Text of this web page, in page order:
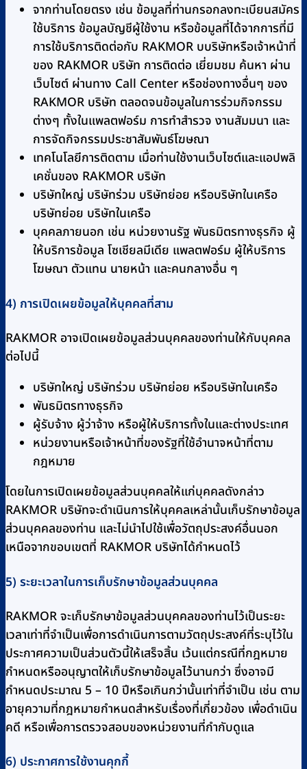
จากท่านโดยตรง เช่น ข้อมูลที่ท่านกรอกลงทะเบียนสมัคร
ใช้บริการ ข้อมูลบัญชีผู้ใช้งาน หรือข้อมูลที่ได้จากการที่มี
การใช้บริการติดต่อกับ RAKMOR บบริษัทหรือเจ้าหน้าที่
ของ RAKMOR บริษัท การติดต่อ เยี่ยมชม ค้นหา ผ่าน
เว็บไซต์ ผ่านทาง Call Center หรือช่องทางอื่นๆ ของ
RAKMOR บริษัท ตลอดจนข้อมูลในการร่วมกิจกรรม
ต่างๆ ทั้งในแพลตฟอร์ม การทำสำรวจ งานสัมมนา และ
การจัดกิจกรรมประชาสัมพันธ์โฆษณา
เทคโนโลยีการติดตาม เมื่อท่านใช้งานเว็บไซต์และแอปพลิ
เคชั่นของ RAKMOR บริษัท
บริษัทใหญ่ บริษัทร่วม บริษัทย่อย หรือบริษัทในเครือ
บริษัทย่อย บริษัทในเครือ
บุคคลภายนอก เช่น หน่วยงานรัฐ พันธมิตรทางธุรกิจ ผู้
ให้บริการข้อมูล โซเชียลมีเดีย แพลตฟอร์ม ผู้ให้บริการ
โฆษณา ตัวแทน นายหน้า และคนกลางอื่น ๆ
4) การเปิดเผยข้อมูลให้บุคคลที่สาม
RAKMOR อาจเปิดเผยข้อมูลส่วนบุคคลของท่านให้กับบุคคล
ต่อไปนี้
บริษัทใหญ่ บริษัทร่วม บริษัทย่อย หรือบริษัทในเครือ
พันธมิตรทางธุรกิจ
ผู้รับจ้าง ผู้ว่าจ้าง หรือผู้ให้บริการทั้งในและต่างประเทศ
หน่วยงานหรือเจ้าหน้าที่ของรัฐที่ใช้อำนาจหน้าที่ตาม
กฎหมาย
โดยในการเปิดเผยข้อมูลส่วนบุคคลให้แก่บุคคลดังกล่าว
RAKMOR บริษัทจะดำเนินการให้บุคคลเหล่านั้นเก็บรักษาข้อมูล
ส่วนบุคคลของท่าน และไม่นำไปใช้เพื่อวัตถุประสงค์อื่นนอก
เหนือจากขอบเขตที่ RAKMOR บริษัทได้กำหนดไว้
5) ระยะเวลาในการเก็บรักษาข้อมูลส่วนบุคคล
RAKMOR จะเก็บรักษาข้อมูลส่วนบุคคลของท่านไว้เป็นระยะ
เวลาเท่าที่จำเป็นเพื่อการดำเนินการตามวัตถุประสงค์ที่ระบุไว้ใน
ประกาศความเป็นส่วนตัวนี้ให้เสร็จสิ้น เว้นแต่กรณีที่กฎหมาย
กำหนดหรืออนุญาตให้เก็บรักษาข้อมูลไว้นานกว่า ซึ่งอาจมี
กำหนดประมาณ 5 – 10 ปีหรือเกินกว่านั้นเท่าที่จำเป็น เช่น ตาม
อายุความที่กฎหมายกำหนดสำหรับเรื่องที่เกี่ยวข้อง เพื่อดำเนิน
คดี หรือเพื่อการตรวจสอบของหน่วยงานที่กำกับดูแล
6) ประกาศการใช้งานคุกกี้